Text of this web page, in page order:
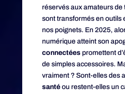
réservés aux amateurs de
sont transformés en outils
nos poignets. En 2025,
numérique atteint son
connectéespromettent
de simples accessoires.
vraiment ? Sont-elles des
santéou restent-elles un